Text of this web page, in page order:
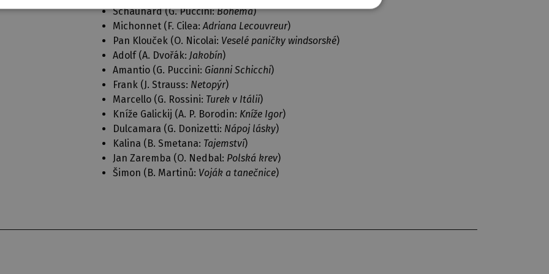
Schaunard (G. Puccini:Bohéma)
Michonnet (F. Cilea:Adriana Lecouvreur)
Pan Klouček (O. Nicolai: Veselé paničky windsorské)
Adolf (A. Dvořák: Jakobín)
Amantio (G. Puccini: Gianni Schicchi)
Frank (J. Strauss: Netopýr)
Marcello (G. Rossini: Turek v Itálii)
Kníže Galickij (A. P. Borodin: Kníže Igor)
Dulcamara (G. Donizetti: Nápoj lásky)
Kalina (B. Smetana: Tajemství)
Jan Zaremba (O. Nedbal: Polská krev)
Šimon (B. Martinů: Voják a tanečnice)